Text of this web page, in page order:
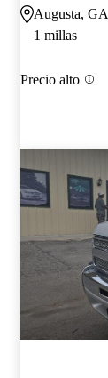
Augusta, GA
1 millas
Precio alto